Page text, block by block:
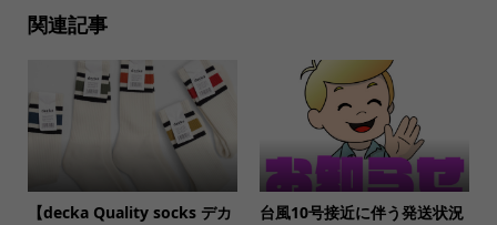
関連記事
【decka Quality socks デカ
台風10号接近に伴う発送状況